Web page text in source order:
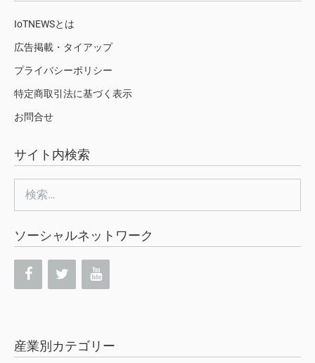
IoTNEWSとは
広告掲載・タイアップ
プライバシーポリシー
特定商取引法に基づく表示
お問合せ
サイト内検索
索:
ソーシャルネットワーク
産業別カテゴリー